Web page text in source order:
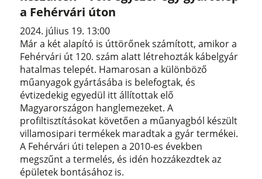
a Fehérvári úton
2024. július 19. 13:00
Már a két alapító is úttörőnek számított, amikor a
Fehérvári út 120. szám alatt létrehozták kábelgyár
hatalmas telepét. Hamarosan a különböző
műanyagok gyártásába is belefogtak, és
évtizedekig egyedül itt állítottak elő
Magyarországon hanglemezeket. A
profiltisztításokat követően a műanyagból készült
villamosipari termékek maradtak a gyár termékei.
A Fehérvári úti telepen a 2010-es években
megszűnt a termelés, és idén hozzákezdtek az
épületek bontásához is.